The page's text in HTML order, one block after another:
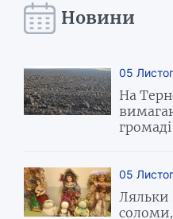
Новини
05
На
громаді
05
Ляльки